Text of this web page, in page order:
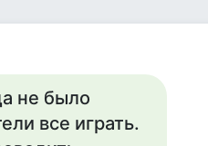
не было
все играть.